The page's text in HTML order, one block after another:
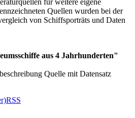
Quellen wurden bei der
von Schiffsporträts und Daten
aus 4 Jahrhunderten"
Quelle mit Datensatz
RSS